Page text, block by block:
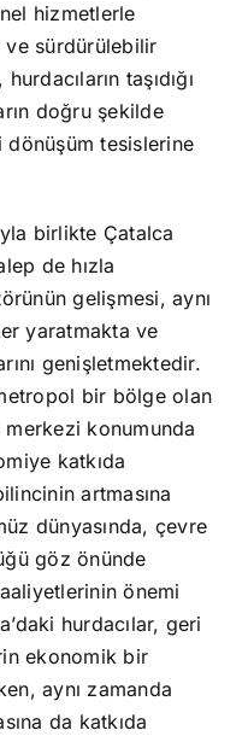
hizmetlerle
ve sürdürülebilir
taşıdığı
doğru şekilde
dönüşüm tesislerine
birlikte Çatalca
de hızla
gelişmesi, aynı
yaratmakta ve
genişletmektedir.
bir bölge olan
merkezi konumunda
katkıda
artmasına
dünyasında, çevre
göz önünde
önemi
hurdacılar, geri
ekonomik bir
aynı zamanda
da katkıda